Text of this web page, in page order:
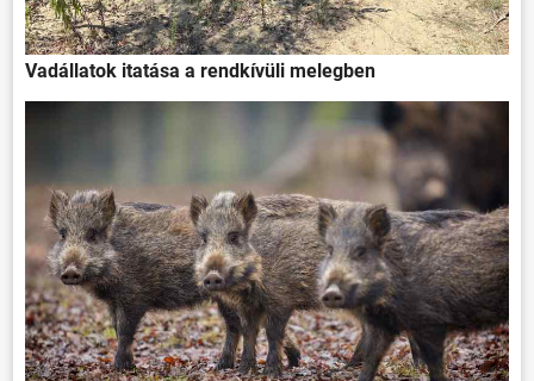
Vadállatok itatása a rendkívüli melegben